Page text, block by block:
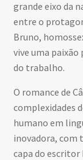
grande eixo da
entre o
Bruno,
vive uma
do trabalho.
O romance de
complexidades
humano em
inovadora, com
capa do escritor